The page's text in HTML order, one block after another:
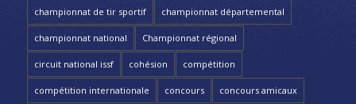
championnat de tir sportif championnat départemental
championnat national Championnat régional
circuit national issf cohésion compétition
compétition internationale concours concours amicaux